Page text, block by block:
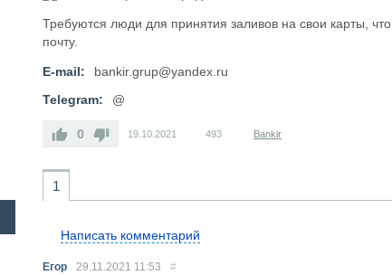
Требуются люди для принятия заливов на свои карты,
почту.
E-mail:
bankir.grup@yandex.ru
Telegram:
@
0 19.10.2021 493 Bankir
1
Написать комментарий
Егор 29.11.2021 11:53 #